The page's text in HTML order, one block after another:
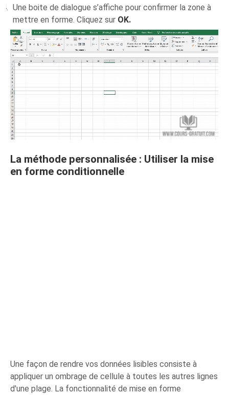
Une boite de dialogue s’affiche pour confirmer la zone à
mettre en forme. Cliquez sur OK.
La méthode personnalisée : Utiliser la mise
en forme conditionnelle
Une façon de rendre vos données lisibles consiste à
appliquer un ombrage de cellule à toutes les autres lignes
d'une plage. La fonctionnalité de mise en forme